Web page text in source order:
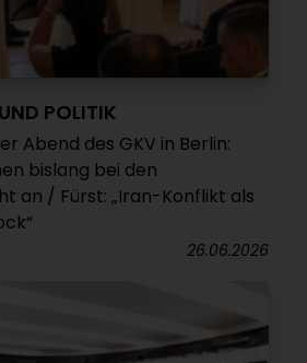
POLITIK
Abend des GKV in Berlin:
bislang bei den
an / Fürst: „Iran-Konflikt als
26.06.2026